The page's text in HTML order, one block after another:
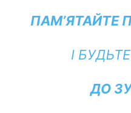
ПАМ’ЯТАЙТЕ
І
ДО